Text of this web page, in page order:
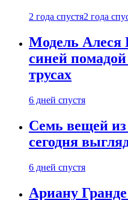
2 года спустя2 года
Модель Алеся
синей
трусах
6 дней спустя
Семь вещей из
сегодня
6 дней спустя
Ариану